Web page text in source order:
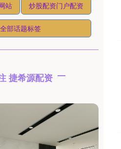
站 炒股配资门户配资
全部话题标签
捷希源配资